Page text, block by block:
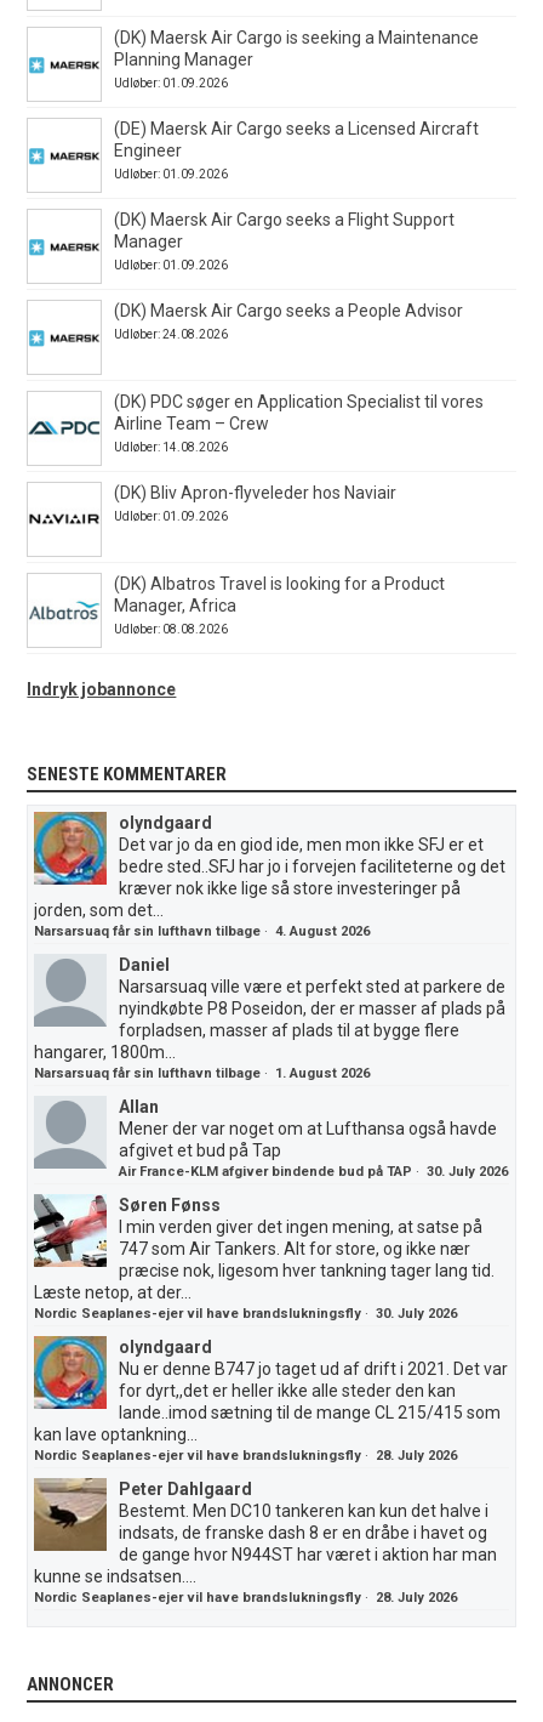
(DK) Maersk Air Cargo is seeking a Maintenance
Planning Manager
Udløber: 01.09.2026
(DE) Maersk Air Cargo seeks a Licensed Aircraft
Engineer
Udløber: 01.09.2026
(DK) Maersk Air Cargo seeks a Flight Support
Manager
Udløber: 01.09.2026
(DK) Maersk Air Cargo seeks a People Advisor
Udløber: 24.08.2026
(DK) PDC søger en Application Specialist til vores
Airline Team – Crew
Udløber: 14.08.2026
(DK) Bliv Apron-flyveleder hos Naviair
Udløber: 01.09.2026
(DK) Albatros Travel is looking for a Product
Manager, Africa
Udløber: 08.08.2026
Indryk jobannonce
SENESTE KOMMENTARER
olyndgaard
Det var jo da en giod ide, men mon ikke SFJ er et
bedre sted..SFJ har jo i forvejen faciliteterne og det
kræver nok ikke lige så store investeringer på
jorden, som det...
Narsarsuaq får sin lufthavn tilbage ·4. August 2026
Daniel
Narsarsuaq ville være et perfekt sted at parkere de
nyindkøbte P8 Poseidon, der er masser af plads på
forpladsen, masser af plads til at bygge flere
hangarer, 1800m...
Narsarsuaq får sin lufthavn tilbage · 1. August 2026
Allan
Mener der var noget om at Lufthansa også havde
afgivet et bud på Tap
Air France-KLM afgiver bindende bud på TAP ·30. July 2026
Søren Fønss
I min verden giver det ingen mening, at satse på
747 som Air Tankers. Alt for store, og ikke nær
præcise nok, ligesom hver tankning tager lang tid.
Læste netop, at der...
Nordic Seaplanes-ejer vil have brandslukningsfly ·30. July 2026
olyndgaard
Nu er denne B747 jo taget ud af drift i 2021. Det var
for dyrt,,det er heller ikke alle steder den kan
lande..imod sætning til de mange CL 215/415 som
kan lave optankning...
Nordic Seaplanes-ejer vil have brandslukningsfly · 28. July 2026
Peter Dahlgaard
Bestemt. Men DC10 tankeren kan kun det halve i
indsats, de franske dash 8 er en dråbe i havet og
de gange hvor N944ST har været i aktion har man
kunne se indsatsen....
Nordic Seaplanes-ejer vil have brandslukningsfly · 28. July 2026
ANNONCER